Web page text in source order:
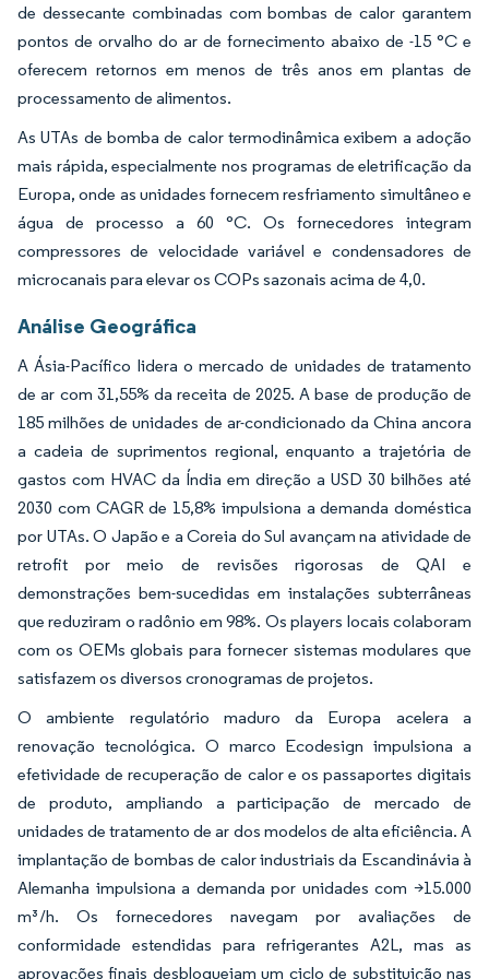
de dessecante combinadas com bombas de calor garantem
pontos de orvalho do ar de fornecimento abaixo de -15 °C e
oferecem retornos em menos de três anos em plantas de
processamento de alimentos.
As UTAs de bomba de calor termodinâmica exibem a adoção
mais rápida, especialmente nos programas de eletrificação da
Europa, onde as unidades fornecem resfriamento simultâneo e
água de processo a 60 °C. Os fornecedores integram
compressores de velocidade variável e condensadores de
microcanais para elevar os COPs sazonais acima de 4,0.
Análise Geográfica
A Ásia-Pacífico lidera o mercado de unidades de tratamento
de ar com 31,55% da receita de 2025. A base de produção de
185 milhões de unidades de ar-condicionado da China ancora
a cadeia de suprimentos regional, enquanto a trajetória de
gastos com HVAC da Índia em direção a USD 30 bilhões até
2030 com CAGR de 15,8% impulsiona a demanda doméstica
por UTAs. O Japão e a Coreia do Sul avançam na atividade de
retrofit por meio de revisões rigorosas de QAI e
demonstrações bem-sucedidas em instalações subterrâneas
que reduziram o radônio em 98%. Os players locais colaboram
com os OEMs globais para fornecer sistemas modulares que
satisfazem os diversos cronogramas de projetos.
O ambiente regulatório maduro da Europa acelera a
renovação tecnológica. O marco Ecodesign impulsiona a
efetividade de recuperação de calor e os passaportes digitais
de produto, ampliando a participação de mercado de
unidades de tratamento de ar dos modelos de alta eficiência. A
implantação de bombas de calor industriais da Escandinávia à
Alemanha impulsiona a demanda por unidades com >15.000
m³/h. Os fornecedores navegam por avaliações de
conformidade estendidas para refrigerantes A2L, mas as
aprovações finais desbloqueiam um ciclo de substituição nas